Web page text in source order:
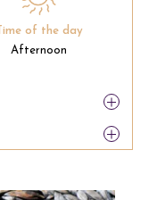
Time of the day
Afternoon